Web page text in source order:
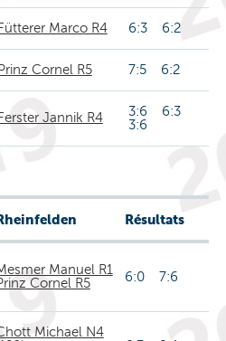
Fütterer Marco R4 6:3 6:2
Prinz Cornel R5 7:5 6:2
Ferster Jannik R4
3:6 6:3
3:6
Résultats
Manuel R1
Cornel R5
6:0 7:6
Michael N4